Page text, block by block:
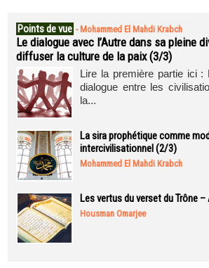
Points de vue - Mohammed El Mahdi Krabch
Le dialogue avec l’Autre dans sa pleine
diffuser la culture de la paix (3/3)
Lire la première partie ici :
dialogue entre les
la...
La sira prophétique comme
intercivilisationnel (2/3)
Mohammed El Mahdi Krabch
Les vertus du verset du Trône
Housman Omarjee